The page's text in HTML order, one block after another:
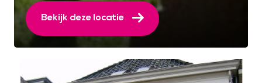
Bekijk deze locatie